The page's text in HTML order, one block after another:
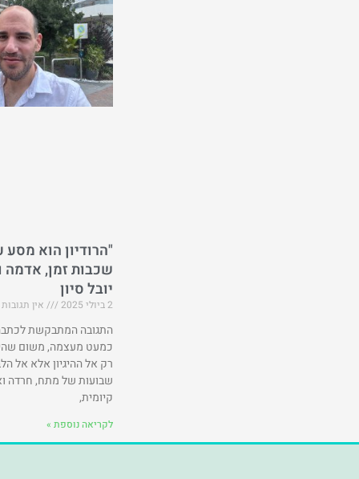
"הרודיון הוא מסע
שכבות זמן, אדמה
יובל סיון
2 ביולי 2025 אין תגובות
התגובה המתבקשת
כמעט מעצמה, משום
רק אל ההיגיון אלא אל
שבועות של מתח, חרדה
קיומית,
לקריאה נוספת »